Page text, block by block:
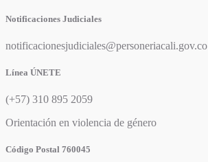
Notificaciones Judiciales
notificacionesjudiciales@personeriacali.gov.co
Línea ÚNETE
(+57) 310 895 2059
Orientación en violencia de género
Código Postal 760045